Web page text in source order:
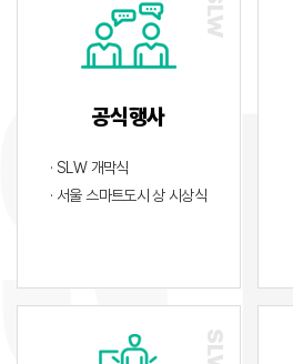
공식행사
· SLW 개막식
· 서울 스마트도시 상 시상식